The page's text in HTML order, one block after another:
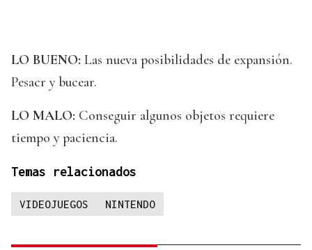
LO BUENO: Las nueva posibilidades de expansión.
Pesacr y bucear.
LO MALO: Conseguir algunos objetos requiere
tiempo y paciencia.
Temas relacionados
VIDEOJUEGOS NINTENDO